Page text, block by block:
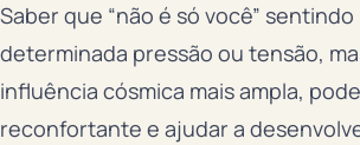
Saber que “não é só você” sentindo
determinada pressão ou tensão,
influência cósmica mais ampla,
reconfortante e ajudar a